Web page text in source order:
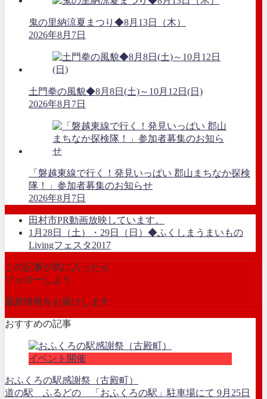
鬼の里納涼夏まつり◆8月13日（木）
2026年8月7日
土門拳の風貌◆8月8日(土)～10月12日(日)
2026年8月7日
「磐越東線で行く！発見いっぱい 郡山まちなか探検
隊！」参加者募集のお知らせ
2026年8月7日
田村市PR動画放映しています。
1月28日（土）・29日（日）◆ふくしまうまいもの
Livingフェスタ2017
この記事が気に入ったら
フォローしよう
最新情報をお届けします
おすすめの記事
イベント開催
おふくろの駅感謝祭（古殿町）
道の駅 ふるどの 「おふくろの駅」駐車場にて 9月25日